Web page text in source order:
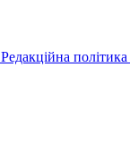
Редакційна політика